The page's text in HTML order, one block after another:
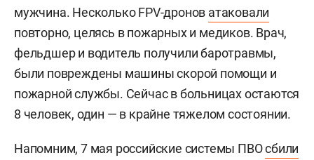
мужчина. Несколько FPV-дронов атаковали
повторно, целясь в пожарных и медиков. Врач,
фельдшер и водитель получили баротравмы,
были повреждены машины скорой помощи и
пожарной службы. Сейчас в больницах остаются
8 человек, один — в крайне тяжелом состоянии.
Напомним, 7 мая российские системы ПВОсбили